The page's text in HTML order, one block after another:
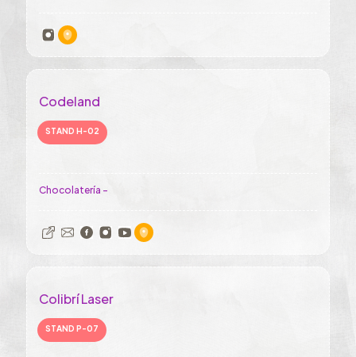
Codeland
STAND H-02
Chocolatería -
Colibrí Laser
STAND P-07